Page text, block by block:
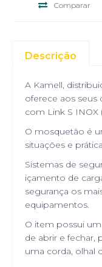
Comparar
Descrição
A Kamell,
oferece aos seus
com Link S INOX
O mosquetão é
situações e
Sistemas de
içamento de
segurança os
equipamentos.
O item possui
de abrir e fechar,
uma corda, olhal